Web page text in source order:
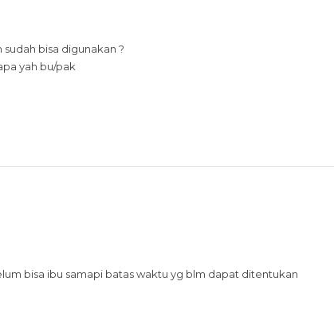
sudah bisa digunakan ?
yah bu/pak
bisa ibu samapi batas waktu yg blm dapat ditentukan